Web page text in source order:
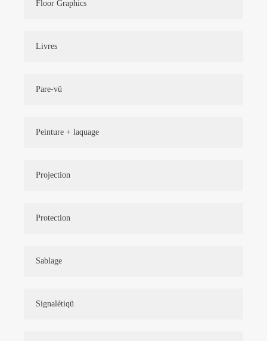
Floor Graphics
Livres
Pare-vü
Peinture + laquage
Projection
Protection
Sablage
Signalétiqü